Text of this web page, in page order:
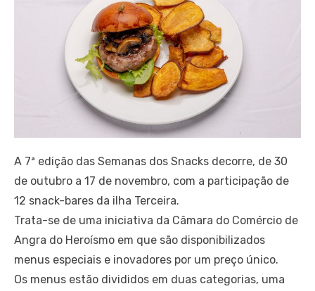
A 7ª edição das Semanas dos Snacks decorre, de 30
de outubro a 17 de novembro, com a participação de
12 snack-bares da ilha Terceira.
Trata-se de uma iniciativa da Câmara do Comércio de
Angra do Heroísmo em que são disponibilizados
menus especiais e inovadores por um preço único.
Os menus estão divididos em duas categorias, uma